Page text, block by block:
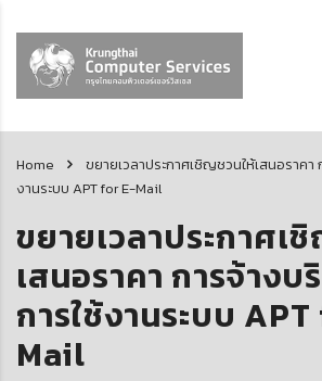
Home
ขยายเวลาประกาศเชิญชวนให้เสนอราคา
งานระบบ APT for E-Mail
ขยายเวลาประกาศเ
เสนอราคา การจ้างบ
การใช้งานระบบ
Mail